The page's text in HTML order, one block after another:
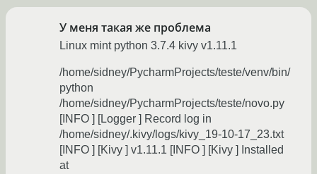
У меня такая же проблема
Linux mint python 3.7.4 kivy v1.11.1
/home/sidney/PycharmProjects/teste/venv/bin/
python
/home/sidney/PycharmProjects/teste/novo.py
[INFO ] [Logger ] Record log in
/home/sidney/.kivy/logs/kivy_19-10-17_23.txt
[INFO ] [Kivy ] v1.11.1 [INFO ] [Kivy ] Installed
at